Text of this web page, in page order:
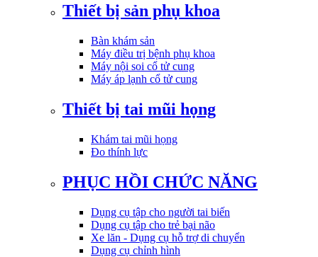
Thiết bị sản phụ khoa
Bàn khám sản
Máy điều trị bệnh phụ khoa
Máy nội soi cổ tử cung
Máy áp lạnh cổ tử cung
Thiết bị tai mũi họng
Khám tai mũi họng
Đo thính lực
PHỤC HỒI CHỨC NĂNG
Dụng cụ tập cho người tai biến
Dụng cụ tập cho trẻ bại não
Xe lăn - Dụng cụ hỗ trợ di chuyển
Dụng cụ chỉnh hình